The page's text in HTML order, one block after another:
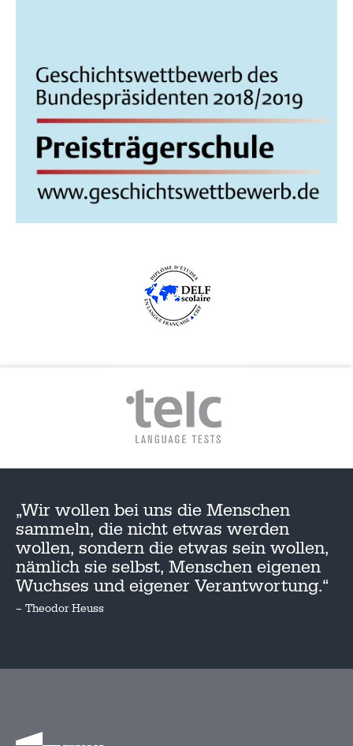
„Wir wollen bei uns die Menschen
sammeln, die nicht etwas werden
wollen, sondern die etwas sein wollen,
nämlich sie selbst, Menschen eigenen
Wuchses und eigener Verantwortung.“
– Theodor Heuss